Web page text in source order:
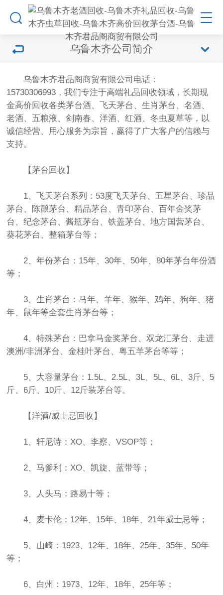
乌鲁木齐公司简介
乌鲁木齐君品阁商贸有限公司电话：
15730306993，我们专注于高端礼品回收领域，长期现
金高价回收各类茅台酒、飞天茅台、生肖茅台、名酒、
老酒、五粮液、剑南春、洋酒、红酒、冬虫夏草等，以
诚信经营、用心服务为宗旨，赢得了广大客户的信赖与
支持。
【茅台回收】
1、飞天茅台系列：53度飞天茅台、五星茅台、珍品
茅台、陈酿茅台、精品茅台、青印茅台、百年金奖茅
台、纪念茅台、酱瓶茅台、铁盖茅台、地方国营茅台、
葵花茅台、整箱茅台等；
2、年份茅台：15年、30年、50年、80年茅台年份酒
等；
3、生肖茅台：马年、羊年、猴年、鸡年、狗年、猪
年、鼠年等全套生肖茅台等；
4、特殊茅台：巴拿马金奖茅台、双龙汇茅台、走进
澳洲/非洲茅台、金桂叶茅台、粤五羊茅台等等；
5、大容量茅台：1.5L、2.5L、3L、5L、6L、3斤、5
斤、6斤、10斤、12斤装茅台等。
【洋酒/威士忌回收】
1、轩尼诗：XO、李察、VSOP等；
2、马爹利：XO、凯旋、蓝带等；
3、人头马：路易十等；
4、麦卡伦：12年、15年、18年、21年威士忌等；
5、山崎：1923、12年、18年、25年、35年、50年
等；
6、白州：1973、12年、18年、25年等；